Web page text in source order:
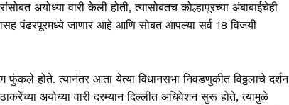
अयोध्या वारी केली होती, त्यासोबतच कोल्हापूरच्या अंबाबाईचेही
पंढरपूरमध्ये जाणार आहे आणि सोबत आपल्या सर्व 18 विजयी
होते. त्यानंतर आता येत्या विधानसभा निवडणुकीत विठ्ठलाचे दर्शन
अयोध्या वारी दरम्यान दिल्लीत अधिवेशन सुरू होते, त्यामुळे